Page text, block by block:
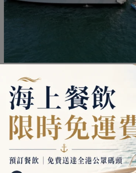
獨家水上活動全包遊艇套餐 （送浮毯、
價值$9000）
歡迎DJ 翻熱設備 西式遊艇 Bar枱
4.6
熱賣中 24
|